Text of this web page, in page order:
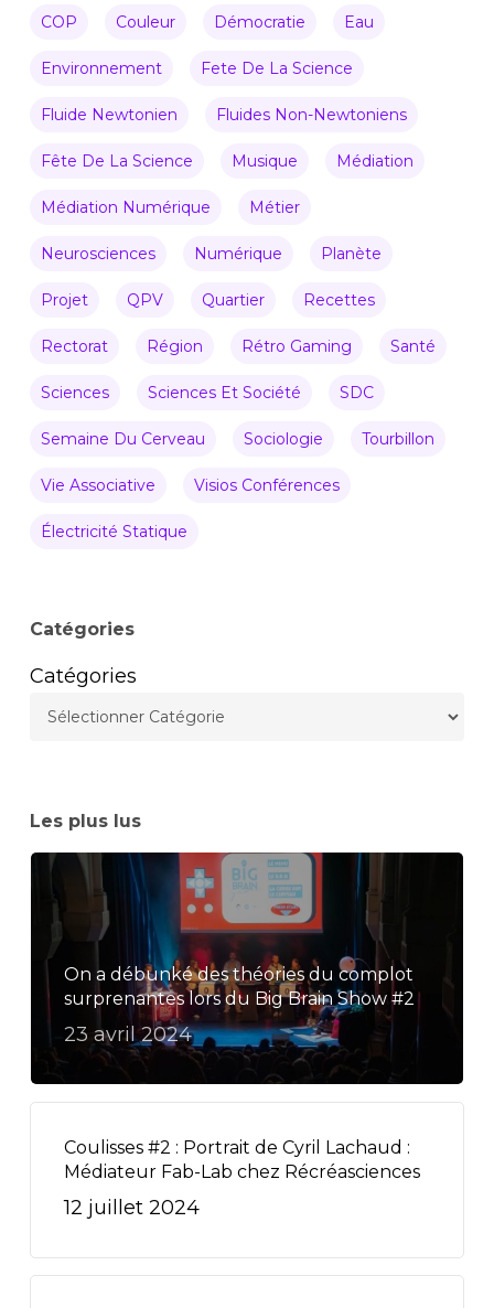
COP Couleur Démocratie Eau
Environnement Fete De La Science
Fluide Newtonien Fluides Non-Newtoniens
Fête De La Science Musique Médiation
Médiation Numérique Métier
Neurosciences Numérique Planète
Projet QPV Quartier Recettes
Rectorat Région Rétro Gaming Santé
Sciences Sciences Et Société SDC
Semaine Du Cerveau Sociologie Tourbillon
Vie Associative Visios Conférences
Électricité Statique
Catégories
Catégories
Les plus lus
On a débunké des théories du complot
surprenantes lors du Big Brain Show #2
23 avril 2024
Coulisses #2 : Portrait de Cyril Lachaud :
Médiateur Fab-Lab chez Récréasciences
12 juillet 2024